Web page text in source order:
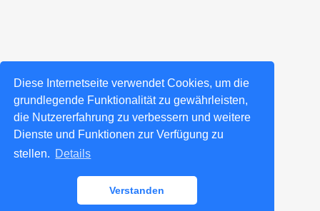
Diese Internetseite verwendet Cookies, um die
grundlegende Funktionalität zu gewährleisten,
die Nutzererfahrung zu verbessern und weitere
Dienste und Funktionen zur Verfügung zu
stellen. Details
Verstanden